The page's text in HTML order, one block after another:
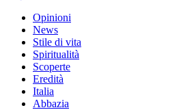
Opinioni
News
Stile di vita
Spiritualità
Scoperte
Eredità
Italia
Abbazia